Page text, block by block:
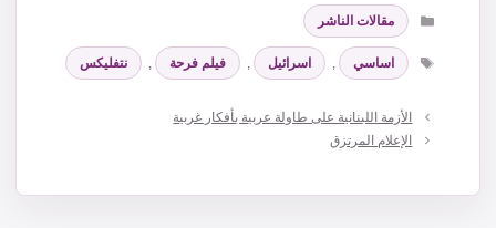
التصنيفات
مقالات الناشر
الوسوم
اساسي , اسرائيل , فيلم فرحة , نتفليكس
الأزمة اللبنانية على طاولة عربية بأفكار غربية
الإعلام المرتزق